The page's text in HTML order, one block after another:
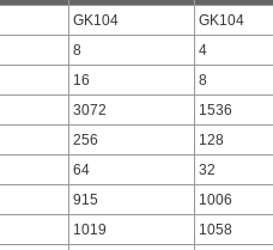
GK104 GK104
8 4
16 8
3072 1536
256 128
64 32
915 1006
1019 1058